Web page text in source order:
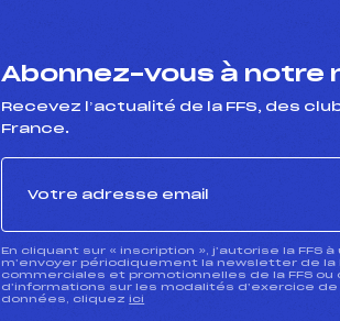
Abonnez-vous à notre
Recevez l’actualité de la FFS, des
France.
En cliquant sur « inscription », j’autorise la FFS
m’envoyer périodiquement la newsletter de la
commerciales et promotionnelles de la FFS ou
d’informations sur les modalités d’exercice
données, cliquez ici